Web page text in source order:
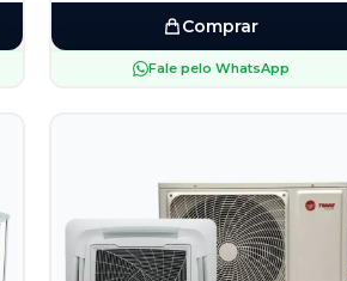
Comprar
Fale pelo WhatsApp